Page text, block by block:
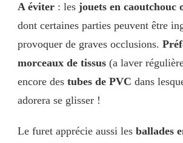
A éviter : les jouets en caoutchouc
dont certaines parties peuvent être
provoquer de graves occlusions.
morceaux de tissus (a laver
encore des tubes de PVC dans
adorera se glisser !
Le furet apprécie aussi les ballades